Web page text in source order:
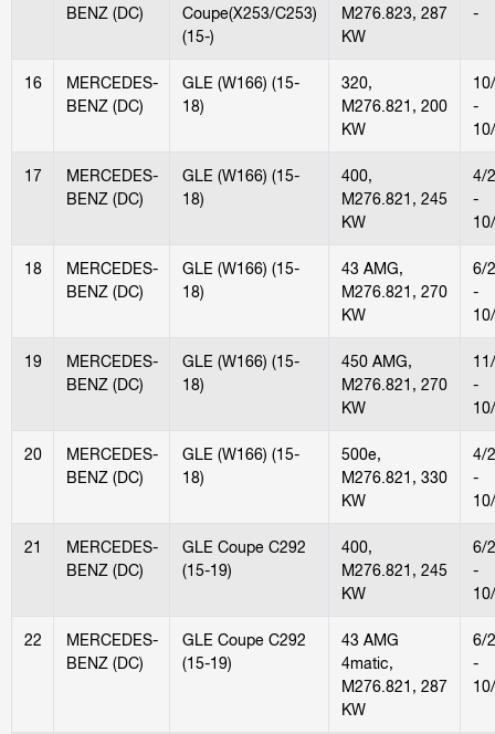
BENZ (DC)
Coupe(X253/C253)
(15-)
M276.823, 287
KW
-
16
MERCEDES-
BENZ (DC)
GLE (W166) (15-
18)
320,
M276.821, 200
KW
-
17
MERCEDES-
BENZ (DC)
GLE (W166) (15-
18)
400,
M276.821, 245
KW
4/
-
18
MERCEDES-
BENZ (DC)
GLE (W166) (15-
18)
43 AMG,
M276.821, 270
KW
6/
-
19
MERCEDES-
BENZ (DC)
GLE (W166) (15-
18)
450 AMG,
M276.821, 270
KW
-
20
MERCEDES-
BENZ (DC)
GLE (W166) (15-
18)
500e,
M276.821, 330
KW
4/
-
21
MERCEDES-
BENZ (DC)
GLE Coupe C292
(15-19)
400,
M276.821, 245
KW
6/
-
22
MERCEDES-
BENZ (DC)
GLE Coupe C292
(15-19)
43 AMG
4matic,
M276.821, 287
KW
6/
-